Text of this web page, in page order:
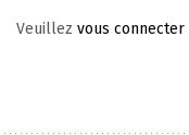
Veuillez vous connecter